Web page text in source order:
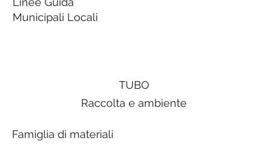
Municipali Locali
TUBO
Raccolta e ambiente
Famiglia di materiali